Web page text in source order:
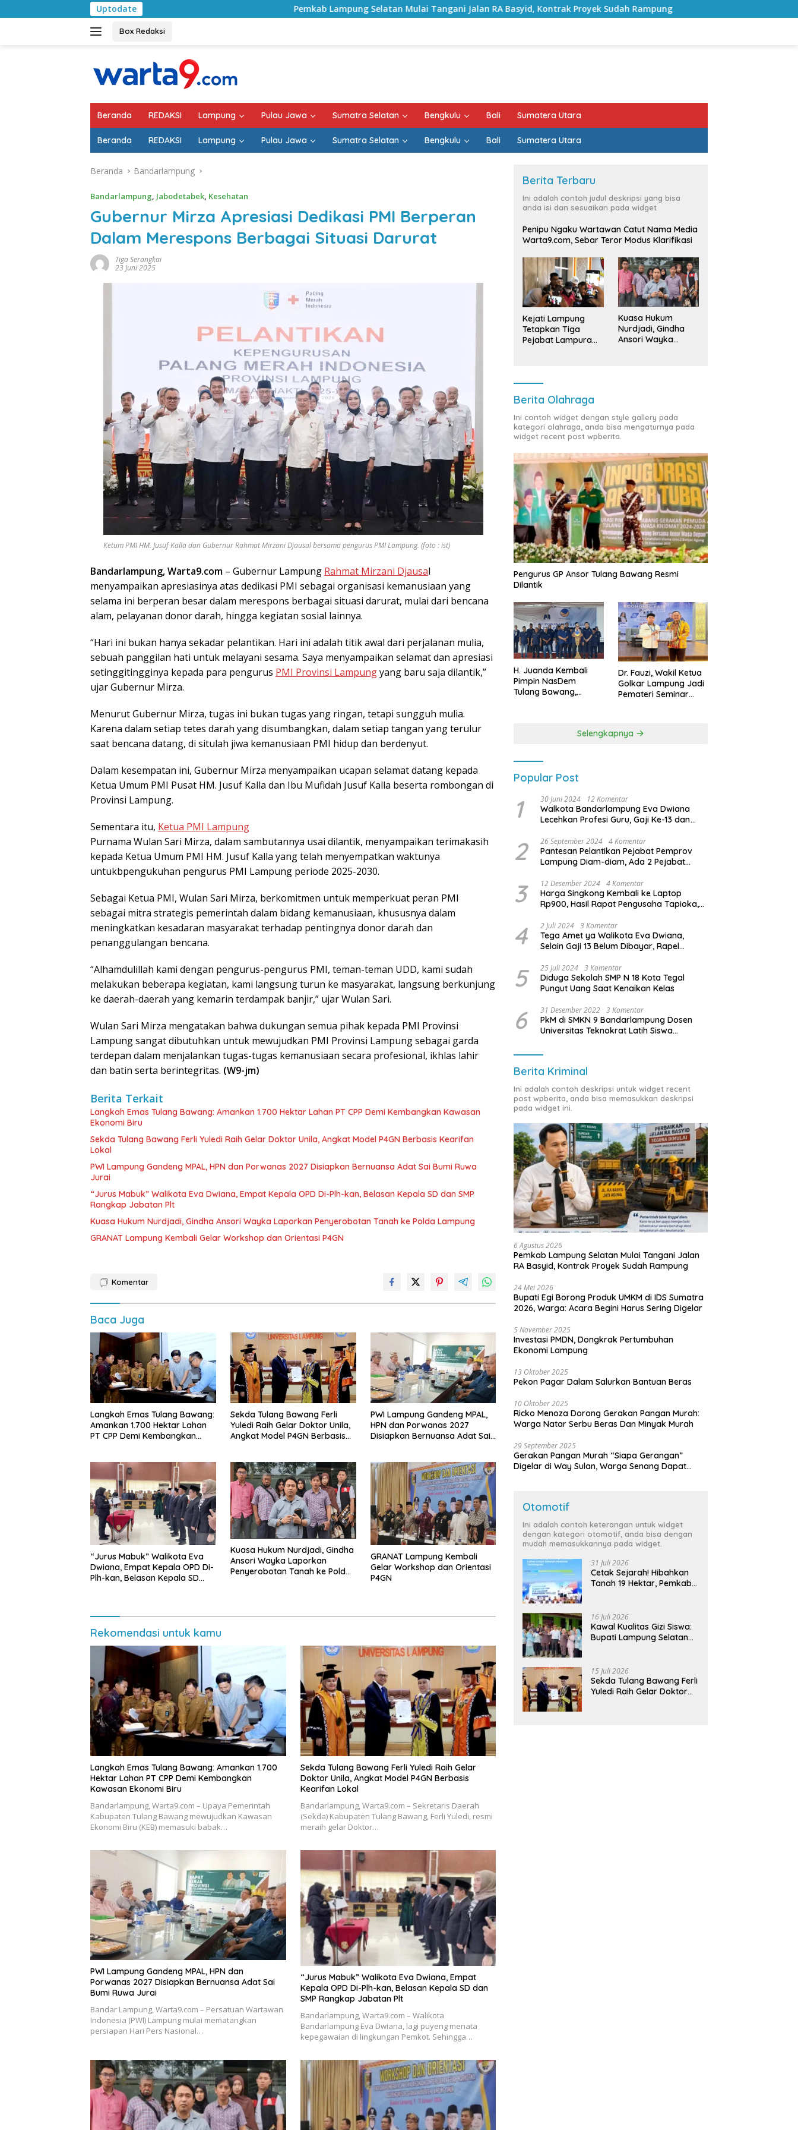
ke
Uptodate Pemkab Lampung Selatan Mulai Tangani Jalan RA Basyid, Kontrak Proyek Sudah Rampung Bulan Kemerdekaan, Bupati Lampung
Box Redaksi
Beranda REDAKSI Lampung Pulau Jawa Sumatra Selatan Bengkulu Bali Sumatera Utara
Beranda REDAKSI Lampung Pulau Jawa Sumatra Selatan Bengkulu Bali Sumatera Utara
Beranda Bandarlampung
Bandarlampung, Jabodetabek, Kesehatan
Gubernur Mirza Apresiasi Dedikasi PMI Berperan
Dalam Merespons Berbagai Situasi Darurat
Tiga Serangkai
23 Juni 2025
Ketum PMI HM. Jusuf Kalla dan Gubernur Rahmat Mirzani Djausal bersama pengurus PMI Lampung. (foto : ist)
Bandarlampung, Warta9.com – Gubernur Lampung Rahmat Mirzani Djausal
menyampaikan apresiasinya atas dedikasi PMI sebagai organisasi kemanusiaan yang
selama ini berperan besar dalam merespons berbagai situasi darurat, mulai dari bencana
alam, pelayanan donor darah, hingga kegiatan sosial lainnya.
“Hari ini bukan hanya sekadar pelantikan. Hari ini adalah titik awal dari perjalanan mulia,
sebuah panggilan hati untuk melayani sesama. Saya menyampaikan selamat dan apresiasi
setinggitingginya kepada para pengurus PMI Provinsi Lampungyang baru saja dilantik,”
ujar Gubernur Mirza.
Menurut Gubernur Mirza, tugas ini bukan tugas yang ringan, tetapi sungguh mulia.
Karena dalam setiap tetes darah yang disumbangkan, dalam setiap tangan yang terulur
saat bencana datang, di situlah jiwa kemanusiaan PMI hidup dan berdenyut.
Dalam kesempatan ini, Gubernur Mirza menyampaikan ucapan selamat datang kepada
Ketua Umum PMI Pusat HM. Jusuf Kalla dan Ibu Mufidah Jusuf Kalla beserta rombongan di
Provinsi Lampung.
Sementara itu, Ketua PMI Lampung
Purnama Wulan Sari Mirza, dalam sambutannya usai dilantik, menyampaikan terimakasih
kepada Ketua Umum PMI HM. Jusuf Kalla yang telah menyempatkan waktunya
untukbpengukuhan pengurus PMI Lampung periode 2025-2030.
Sebagai Ketua PMI, Wulan Sari Mirza, berkomitmen untuk memperkuat peran PMI
sebagai mitra strategis pemerintah dalam bidang kemanusiaan, khususnya dalam
meningkatkan kesadaran masyarakat terhadap pentingnya donor darah dan
penanggulangan bencana.
“Alhamdulillah kami dengan pengurus-pengurus PMI, teman-teman UDD, kami sudah
melakukan beberapa kegiatan, kami langsung turun ke masyarakat, langsung berkunjung
ke daerah-daerah yang kemarin terdampak banjir,” ujar Wulan Sari.
Wulan Sari Mirza mengatakan bahwa dukungan semua pihak kepada PMI Provinsi
Lampung sangat dibutuhkan untuk mewujudkan PMI Provinsi Lampung sebagai garda
terdepan dalam menjalankan tugas-tugas kemanusiaan secara profesional, ikhlas lahir
dan batin serta berintegritas. (W9-jm)
Berita Terkait
Langkah Emas Tulang Bawang: Amankan 1.700 Hektar Lahan PT CPP Demi Kembangkan Kawasan
Ekonomi Biru
Sekda Tulang Bawang Ferli Yuledi Raih Gelar Doktor Unila, Angkat Model P4GN Berbasis Kearifan
Lokal
PWI Lampung Gandeng MPAL, HPN dan Porwanas 2027 Disiapkan Bernuansa Adat Sai Bumi Ruwa
Jurai
“Jurus Mabuk” Walikota Eva Dwiana, Empat Kepala OPD Di-Plh-kan, Belasan Kepala SD dan SMP
Rangkap Jabatan Plt
Kuasa Hukum Nurdjadi, Gindha Ansori Wayka Laporkan Penyerobotan Tanah ke Polda Lampung
GRANAT Lampung Kembali Gelar Workshop dan Orientasi P4GN
Komentar
Baca Juga
Langkah Emas Tulang Bawang:
Amankan 1.700 Hektar Lahan
PT CPP Demi Kembangkan
Sekda Tulang Bawang Ferli
Yuledi Raih Gelar Doktor Unila,
Angkat Model P4GN Berbasis
PWI Lampung Gandeng MPAL,
HPN dan Porwanas 2027
Disiapkan Bernuansa Adat Sai
“Jurus Mabuk” Walikota Eva
Dwiana, Empat Kepala OPD Di-
Plh-kan, Belasan Kepala SD
Kuasa Hukum Nurdjadi, Gindha
Ansori Wayka Laporkan
Penyerobotan Tanah ke Polda
GRANAT Lampung Kembali
Gelar Workshop dan Orientasi
P4GN
Rekomendasi untuk kamu
Langkah Emas Tulang Bawang: Amankan 1.700
Hektar Lahan PT CPP Demi Kembangkan
Kawasan Ekonomi Biru
Bandarlampung, Warta9.com – Upaya Pemerintah
Kabupaten Tulang Bawang mewujudkan Kawasan
Ekonomi Biru (KEB) memasuki babak…
Sekda Tulang Bawang Ferli Yuledi Raih Gelar
Doktor Unila, Angkat Model P4GN Berbasis
Kearifan Lokal
Bandarlampung, Warta9.com – Sekretaris Daerah
(Sekda) Kabupaten Tulang Bawang, Ferli Yuledi, resmi
meraih gelar Doktor…
PWI Lampung Gandeng MPAL, HPN dan
Porwanas 2027 Disiapkan Bernuansa Adat Sai
Bumi Ruwa Jurai
Bandar Lampung, Warta9.com – Persatuan Wartawan
Indonesia (PWI) Lampung mulai mematangkan
persiapan Hari Pers Nasional…
“Jurus Mabuk” Walikota Eva Dwiana, Empat
Kepala OPD Di-Plh-kan, Belasan Kepala SD dan
SMP Rangkap Jabatan Plt
Bandarlampung, Warta9.com – Walikota
Bandarlampung Eva Dwiana, lagi puyeng menata
kepegawaian di lingkungan Pemkot. Sehingga…
Berita Terbaru
Ini adalah contoh judul deskripsi yang bisa
anda isi dan sesuaikan pada widget
Penipu Ngaku Wartawan Catut Nama Media
Warta9.com, Sebar Teror Modus Klarifikasi
Kejati Lampung
Tetapkan Tiga
Pejabat Lampura
Kuasa Hukum
Nurdjadi, Gindha
Ansori Wayka
Berita Olahraga
Ini contoh widget dengan style gallery pada
kategori olahraga, anda bisa mengaturnya pada
widget recent post wpberita.
Pengurus GP Ansor Tulang Bawang Resmi
Dilantik
H. Juanda Kembali
Pimpin NasDem
Tulang Bawang,
Dr. Fauzi, Wakil Ketua
Golkar Lampung Jadi
Pemateri Seminar
Kebangsaan
Selengkapnya
Popular Post
1 30 Juni 2024 12 Komentar
Walkota Bandarlampung Eva Dwiana
Lecehkan Profesi Guru, Gaji Ke-13 dan
2 26 September 2024 4 Komentar
Pantesan Pelantikan Pejabat Pemprov
Lampung Diam-diam, Ada 2 Pejabat
3 12 Desember 2024 4 Komentar
Harga Singkong Kembali ke Laptop
Rp900, Hasil Rapat Pengusaha Tapioka,
Lampung
4 2 Juli 2024 3 Komentar
Tega Amet ya Walikota Eva Dwiana,
Selain Gaji 13 Belum Dibayar, Rapel
Dibayar
5 25 Juli 2024 3 Komentar
Diduga Sekolah SMP N 18 Kota Tegal
Pungut Uang Saat Kenaikan Kelas
6 31 Desember 2022 3 Komentar
PkM di SMKN 9 Bandarlampung Dosen
Universitas Teknokrat Latih Siswa
Berita Kriminal
Ini adalah contoh deskripsi untuk widget recent
post wpberita, anda bisa memasukkan deskripsi
pada widget ini.
6 Agustus 2026
Pemkab Lampung Selatan Mulai Tangani Jalan
RA Basyid, Kontrak Proyek Sudah Rampung
24 Mei 2026
Bupati Egi Borong Produk UMKM di IDS Sumatra
2026, Warga: Acara Begini Harus Sering Digelar
5 November 2025
Investasi PMDN, Dongkrak Pertumbuhan
Ekonomi Lampung
13 Oktober 2025
Pekon Pagar Dalam Salurkan Bantuan Beras
10 Oktober 2025
Ricko Menoza Dorong Gerakan Pangan Murah:
Warga Natar Serbu Beras Dan Minyak Murah
29 September 2025
Gerakan Pangan Murah “Siapa Gerangan”
Digelar di Way Sulan, Warga Senang Dapat
Otomotif
Ini adalah contoh keterangan untuk widget
dengan kategori otomotif, anda bisa dengan
mudah memasukkannya pada widget.
31 Juli 2026
Cetak Sejarah! Hibahkan
Tanah 19 Hektar, Pemkab
Terintegrasi Pertama di
Lampung
16 Juli 2026
Kawal Kualitas Gizi Siswa:
Bupati Lampung Selatan
Bergizi Gratis di Natar
15 Juli 2026
Sekda Tulang Bawang Ferli
Yuledi Raih Gelar Doktor